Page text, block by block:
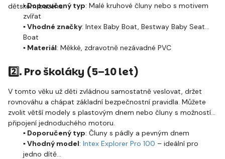
dětském bazénu.
▪️ Doporučený typ: Malé kruhové čluny nebo s motivem
zvířat
▪️ Vhodné značky: Intex Baby Boat, Bestway Baby Seat
Boat
▪️ Materiál: Měkké, zdravotně nezávadné PVC
2️⃣. Pro školáky (5–10 let)
V tomto věku už děti zvládnou samostatně veslovat, držet
rovnováhu a chápat základní bezpečnostní pravidla. Můžete
zvolit větší modely s plastovým dnem nebo čluny s možností
připojení jednoduchého motoru.
▪️ Doporučený typ: Čluny s pádly a pevným dnem
▪️ Vhodný model: Intex Explorer Pro 100 – ideální pro
jedno dítě